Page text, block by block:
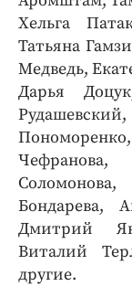
Хельга
Татьяна
Медведь,
Дарья
Бондарева,
Дмитрий
Виталий
другие.